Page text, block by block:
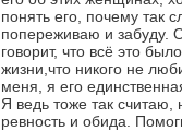
понять его, почему так
попереживаю и забуду.
говорит, что всё это
жизни,что никого не
меня, я его
Я ведь тоже так
ревность и обида.